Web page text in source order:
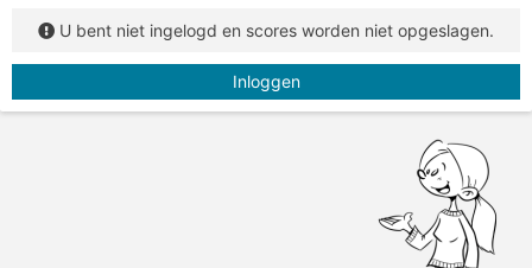
U bent niet ingelogd en scores worden niet opgeslagen.
Inloggen